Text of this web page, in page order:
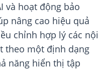
và hoạt động bảo
nâng cao hiệu quả
chỉnh hợp lý các nội
theo một định dạng
năng hiển thị tập